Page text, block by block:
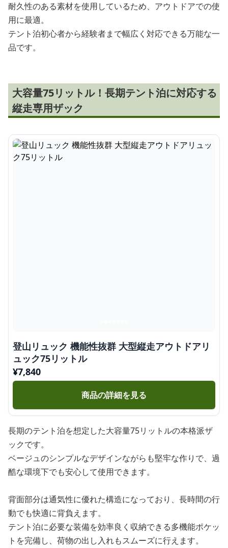
耐久性のある素材を使用しているため、アウトドアでの使
用に最適。
テント泊初心者から経験者まで幅広く対応できる万能な一
品です。
大容量75リットル！長期テント泊に対応する
縦走専用ザック
登山リュック 機能性抜群 大型縦走アウトドアリ
ュック75リットル
¥7,840
商品の詳細を見る
長期のテント泊を想定した大容量75リットルの本格派ザ
ックです。
ベージュのシンプルなデザインながらも堅牢な作りで、過
酷な環境下でも安心して使用できます。
背面部分は通気性に優れた構造になっており、長時間の行
動でも快適に背負えます。
テント泊に必要な装備を効率良く収納できる多機能ポケッ
トを完備し、荷物の出し入れもスムーズに行えます。